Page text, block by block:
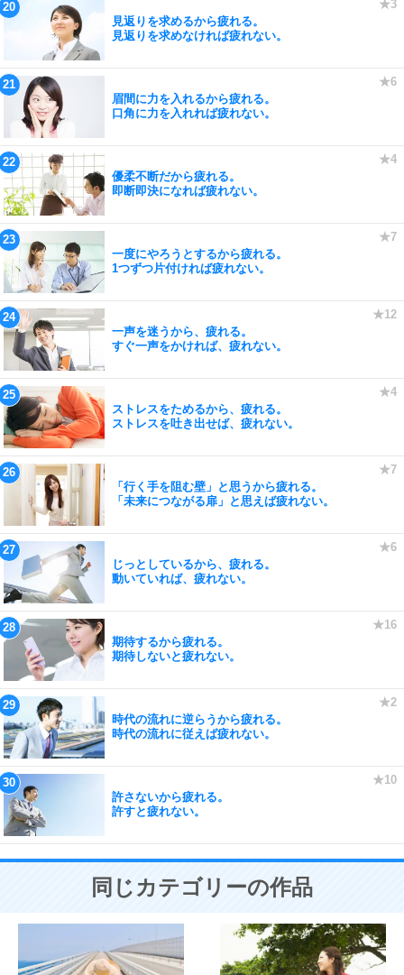
見返りを求めるから疲れる。
見返りを求めなければ疲れない。
眉間に力を入れるから疲れる。
口角に力を入れれば疲れない。
優柔不断だから疲れる。
即断即決になれば疲れない。
一度にやろうとするから疲れる。
1つずつ片付ければ疲れない。
一声を迷うから、疲れる。
すぐ一声をかければ、疲れない。
ストレスをためるから、疲れる。
ストレスを吐き出せば、疲れない。
「行く手を阻む壁」と思うから疲れる。
「未来につながる扉」と思えば疲れない。
じっとしているから、疲れる。
動いていれば、疲れない。
期待するから疲れる。
期待しないと疲れない。
時代の流れに逆らうから疲れる。
時代の流れに従えば疲れない。
許さないから疲れる。
許すと疲れない。
同じカテゴリーの作品